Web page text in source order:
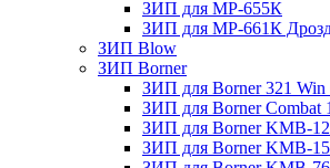
ЗИП для МР-655К
ЗИП для МР-661К
ЗИП Blow
ЗИП Borner
ЗИП для Borner 321 Win
ЗИП для Borner Combat
ЗИП для Borner KMB-12
ЗИП для Borner KMB-15